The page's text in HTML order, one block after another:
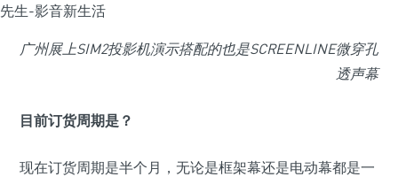
广州展上SIM2投影机演示搭配的也是SCREENLINE微穿孔
透声幕
目前订货周期是？
现在订货周期是半个月，无论是框架幕还是电动幕都是一